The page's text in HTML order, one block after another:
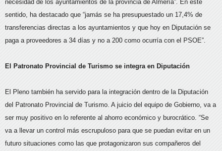
necesidad de los ayuntamientos de la provincia de Almería”. En este
sentido, ha destacado que “jamás se ha presupuestado un 17,4% de
transferencias directas a los ayuntamientos y que hoy en Diputación se
paga a proveedores a 34 días y no a 200 como ocurría con el PSOE”.
El Patronato Provincial de Turismo se integra en Diputación
El Pleno también ha servido para la integración dentro de la Diputación
del Patronato Provincial de Turismo. A juicio del equipo de Gobierno, va a
ser muy positivo en lo referente al ahorro económico y burocrático. “Se
va a llevar un control más escrupuloso para que se puedan evitar en un
futuro situaciones como las que protagonizaron sus compañeros del